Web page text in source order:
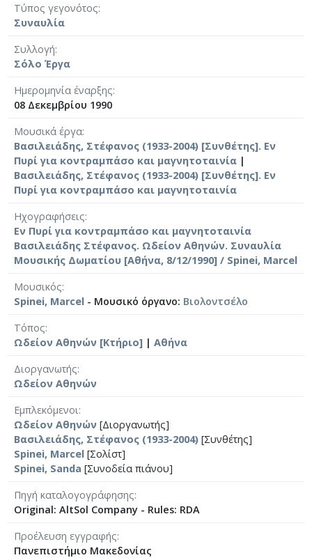
Τύπος γεγονότος
Συναυλία
Συλλογή
Σόλο Έργα
Ημερομηνία έναρξης
08 Δεκεμβρίου 1990
Μουσικά έργα
Βασιλειάδης, Στέφανος (1933-2004) [Συνθέτης]. Εν
Πυρί για κοντραμπάσο και μαγνητοταινία |
Βασιλειάδης, Στέφανος (1933-2004) [Συνθέτης]. Εν
Πυρί για κοντραμπάσο και μαγνητοταινία
Ηχογραφήσεις
Εν Πυρί για κοντραμπάσο και μαγνητοταινία
Βασιλειάδης Στέφανος. Ωδείον Αθηνών. Συναυλία
Μουσικής Δωματίου [Αθήνα, 8/12/1990] / Spinei, Marcel
Μουσικός
Spinei, Marcel - Μουσικό όργανο: Βιολοντσέλο
Τόπος
Ωδείον Αθηνών [Κτήριο] | Αθήνα
Διοργανωτής
Ωδείον Αθηνών
Εμπλεκόμενοι
Ωδείον Αθηνών [Διοργανωτής]
Βασιλειάδης, Στέφανος (1933-2004) [Συνθέτης]
Spinei, Marcel [Σολίστ]
Spinei, Sanda [Συνοδεία πιάνου]
Πηγή καταλογογράφησης
Original: AltSol Company - Rules: RDA
Προέλευση εγγραφής
Πανεπιστήμιο Μακεδονίας